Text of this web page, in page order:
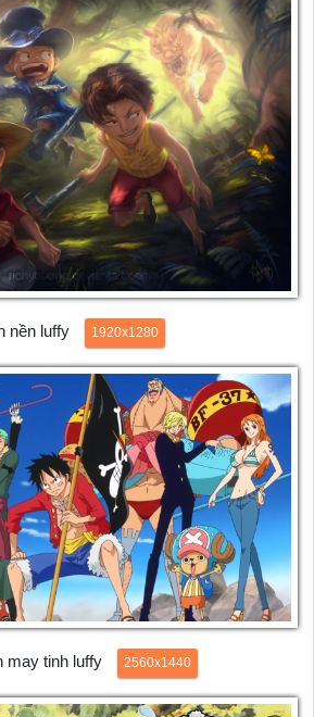
nền luffy 1920x1280
may tinh luffy 2560x1440